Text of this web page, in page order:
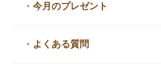
・今月のプレゼント
・ よくある質問